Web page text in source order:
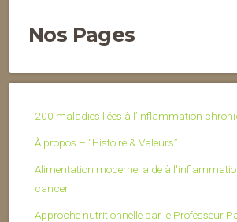
Nos Pages
200 maladies liées à l’inflammation
À propos – “Histoire & Valeurs”
Alimentation moderne, aide à
cancer
Approche nutritionnelle par le Professeur